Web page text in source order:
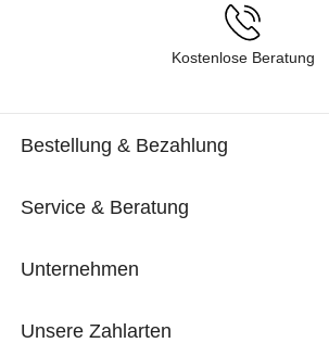
Kostenlose Beratung
Bestellung & Bezahlung
Service & Beratung
Unternehmen
Unsere Zahlarten